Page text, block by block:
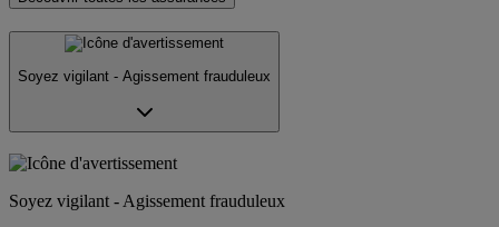
Soyez vigilant - Agissement frauduleux
Soyez vigilant - Agissement frauduleux